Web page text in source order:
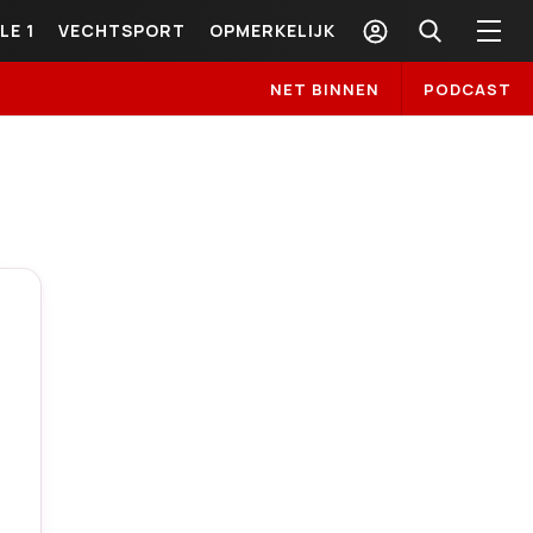
1 VECHTSPORT OPMERKELIJK
NET BINNEN PODCAST